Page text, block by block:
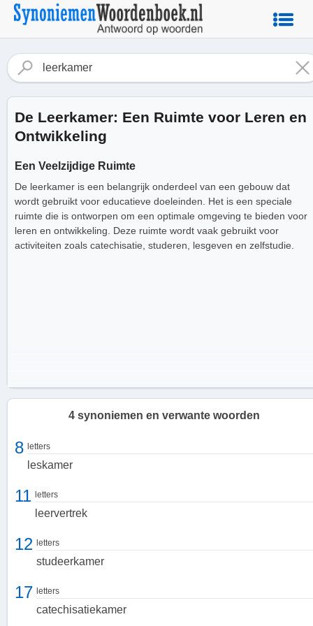
De Leerkamer: Een Ruimte voor Leren en
Ontwikkeling
Een Veelzijdige Ruimte
De leerkamer is een belangrijk onderdeel van een gebouw dat
wordt gebruikt voor educatieve doeleinden. Het is een speciale
ruimte die is ontworpen om een optimale omgeving te bieden voor
leren en ontwikkeling. Deze ruimte wordt vaak gebruikt voor
activiteiten zoals catechisatie, studeren, lesgeven en zelfstudie.
Een Plek voor Interactie
In de leerkamer kunnen leerlingen en docenten samenkomen om
4 synoniemen en verwante woorden
8 letters
leskamer
11 letters
leervertrek
12 letters
studeerkamer
17 letters
catechisatiekamer